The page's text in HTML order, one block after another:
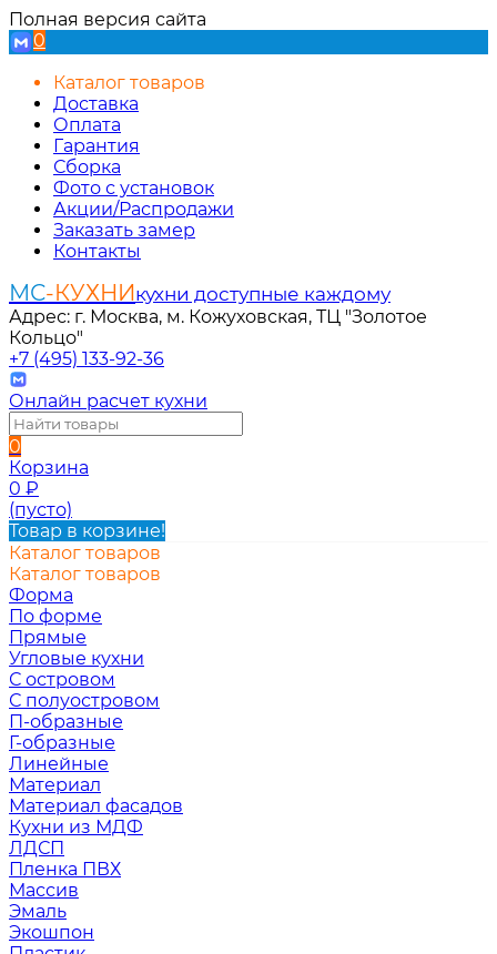
Полная версия сайта
0
Каталог товаров
Доставка
Оплата
Гарантия
Сборка
Фото с установок
Акции/Распродажи
Заказать замер
Контакты
МС-КУХНИкухни доступные каждому
Адрес: г. Москва, м. Кожуховская, ТЦ "Золотое
Кольцо"
+7 (495) 133-92-36
Онлайн расчет кухни
0
Корзина
0 ₽
(пусто)
Товар в корзине!
Каталог товаров
Каталог товаров
Форма
По форме
Прямые
Угловые кухни
С островом
С полуостровом
П-образные
Г-образные
Линейные
Материал
Материал фасадов
Кухни из МДФ
ЛДСП
Пленка ПВХ
Массив
Эмаль
Экошпон